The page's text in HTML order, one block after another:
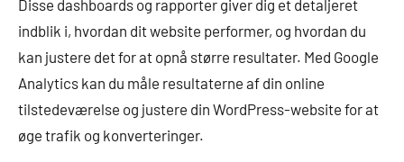
Disse dashboards og rapporter giver dig et detaljeret
indblik i, hvordan dit website performer, og hvordan du
kan justere det for at opnå større resultater. Med Google
Analytics kan du måle resultaterne af din online
tilstedeværelse og justere din WordPress-website for at
øge trafik og konverteringer.